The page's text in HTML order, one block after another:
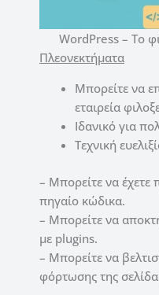
WordPress – Το
Πλεονεκτήματα
Μπορείτε να
εταιρεία
Ιδανικό για
Τεχνική
– Μπορείτε να
πηγαίο κώδικα.
– Μπορείτε να
με plugins.
– Μπορείτε να
φόρτωσης της